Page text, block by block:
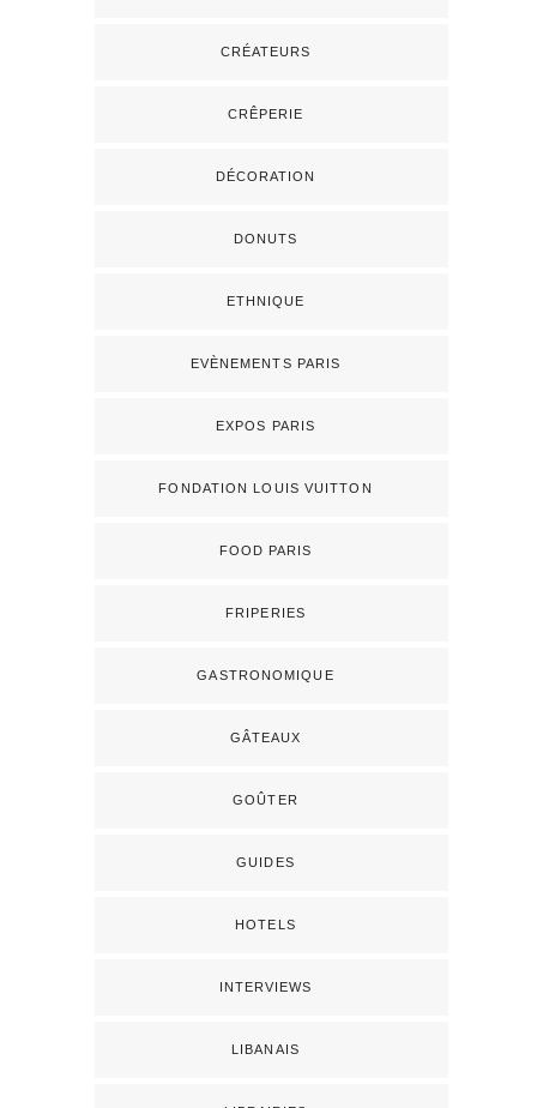
CRÉATEURS
CRÊPERIE
DÉCORATION
DONUTS
ETHNIQUE
EVÈNEMENTS PARIS
EXPOS PARIS
FONDATION LOUIS VUITTON
FOOD PARIS
FRIPERIES
GASTRONOMIQUE
GÂTEAUX
GOÛTER
GUIDES
HOTELS
INTERVIEWS
LIBANAIS